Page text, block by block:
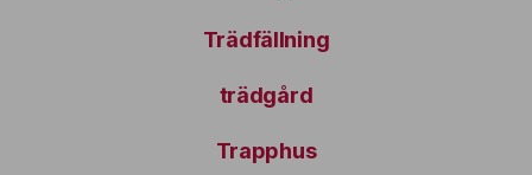
Trädfällning
trädgård
Trapphus